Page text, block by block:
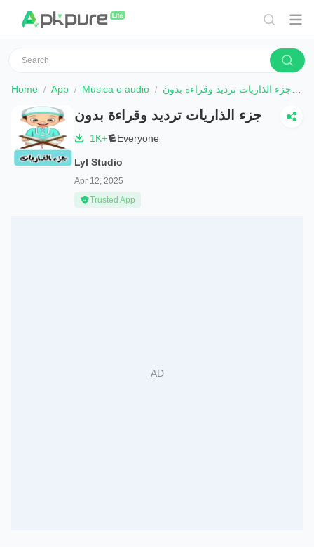
Home App Musica e audio جزء الذاريات ترديد وقراءة بدون
جزء الذاريات ترديد وقراءة بدون
1K+ Everyone
Lyl Studio
Apr 12, 2025
Trusted App